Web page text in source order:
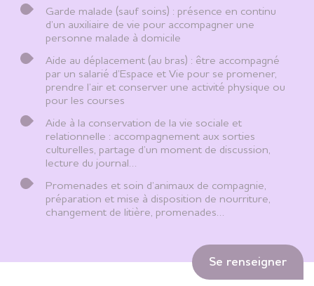
Garde malade (sauf soins) : présence en continu
d’un auxiliaire de vie pour accompagner une
personne malade à domicile
Aide au déplacement (au bras) : être accompagné
par un salarié d’Espace et Vie pour se promener,
prendre l’air et conserver une activité physique ou
pour les courses
Aide à la conservation de la vie sociale et
relationnelle : accompagnement aux sorties
culturelles, partage d’un moment de discussion,
lecture du journal…
Promenades et soin d’animaux de compagnie,
préparation et mise à disposition de nourriture,
changement de litière, promenades…
Se renseigner